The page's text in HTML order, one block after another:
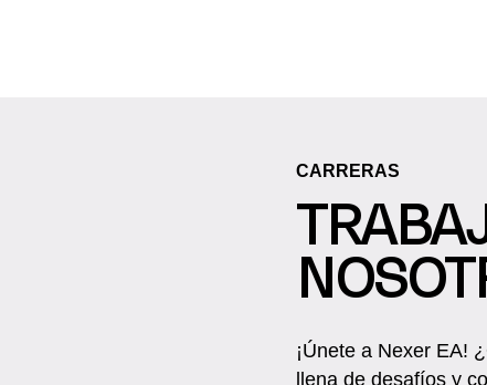
CARRERAS
¡Únete a Nexer EA!
llena de desafíos y